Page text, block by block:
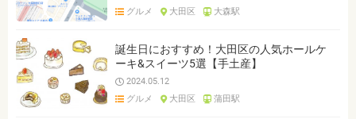
グルメ
大田区 大森駅
誕生日におすすめ！大田区の人気ホールケ
ーキ&スイーツ5選【手土産】
2024.05.12
グルメ
大田区 蒲田駅